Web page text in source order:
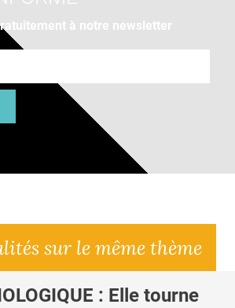
à notre newsletter
sur le même thème
: Elle tourne